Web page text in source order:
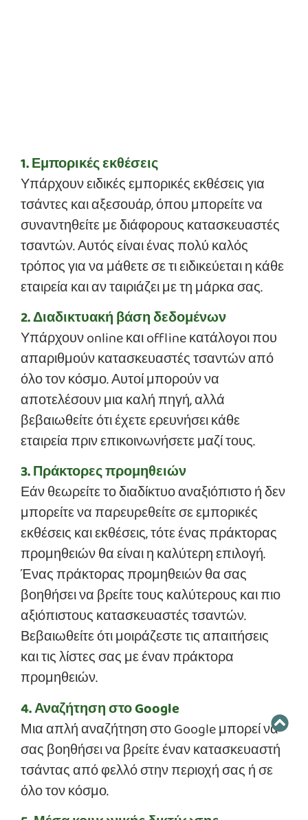
1. Εμπορικές εκθέσεις
Υπάρχουν ειδικές εμπορικές εκθέσεις για
τσάντες και αξεσουάρ, όπου μπορείτε να
συναντηθείτε με διάφορους κατασκευαστές
τσαντών. Αυτός είναι ένας πολύ καλός
τρόπος για να μάθετε σε τι ειδικεύεται η κάθε
εταιρεία και αν ταιριάζει με τη μάρκα σας.
2. Διαδικτυακή βάση δεδομένων
Υπάρχουν online και offline κατάλογοι που
απαριθμούν κατασκευαστές τσαντών από
όλο τον κόσμο. Αυτοί μπορούν να
αποτελέσουν μια καλή πηγή, αλλά
βεβαιωθείτε ότι έχετε ερευνήσει κάθε
εταιρεία πριν επικοινωνήσετε μαζί τους.
3. Πράκτορες προμηθειών
Εάν θεωρείτε το διαδίκτυο αναξιόπιστο ή δεν
μπορείτε να παρευρεθείτε σε εμπορικές
εκθέσεις και εκθέσεις, τότε ένας πράκτορας
προμηθειών θα είναι η καλύτερη επιλογή.
Ένας πράκτορας προμηθειών θα σας
βοηθήσει να βρείτε τους καλύτερους και πιο
αξιόπιστους κατασκευαστές τσαντών.
Βεβαιωθείτε ότι μοιράζεστε τις απαιτήσεις
και τις λίστες σας με έναν πράκτορα
προμηθειών.
4. Αναζήτηση στο Google
Μια απλή αναζήτηση στο Google μπορεί να
σας βοηθήσει να βρείτε έναν κατασκευαστή
τσάντας από φελλό στην περιοχή σας ή σε
όλο τον κόσμο.